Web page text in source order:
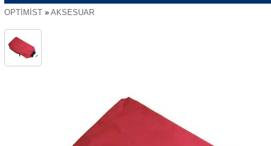
OPTİMİST » AKSESUAR